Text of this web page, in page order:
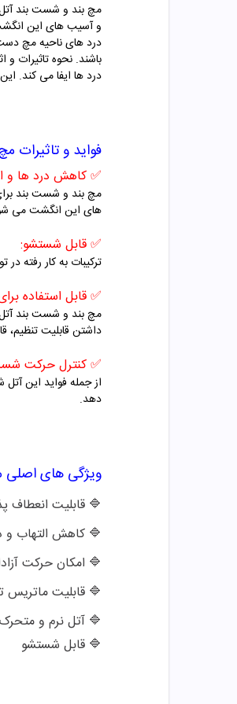
مچ بند و شست بند
و آسیب های این
درد های ناحیه مچ
باشند. نحوه تاثیرات
درد ها ایفا می کند.
فواید و تاثیرات مچ
✅کاهش درد ها و
مچ بند و شست بند
های این انگشت می
✅قابل شستشو:
ترکیبات به کار رفته
✅قابل استفاده
مچ بند و شست بند
داشتن قابلیت
✅کنترل حرکت
از جمله فواید این
دهد.
ویژگی های اصلی
🔷 قابلیت
🔷 کاهش التهاب
🔷 امکان حرکت
🔷 قابلیت
🔷 آتل نرم و متحرک
🔷 قابل شستشو